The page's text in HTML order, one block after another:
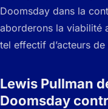
Doomsday dans la
aborderons la viabilité
tel effectif d’acteurs de
Lewis Pullman
Doomsday